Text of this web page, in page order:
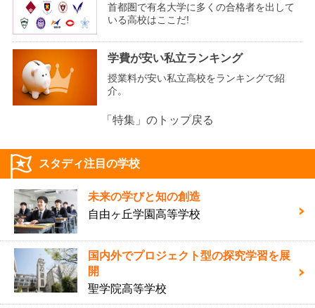
首都圏で有名大学に多くの合格者を出して
いる高校はここだ!
学費が安い私立ランキング
授業料が安い私立高校をランキングで紹
介。
「特集」のトップ戻る
スタディ注目の学校
未来の学びと知の創造
自由ヶ丘学園高等学校
国内外でプロジェクト型の探究学習を展
開
聖学院高等学校